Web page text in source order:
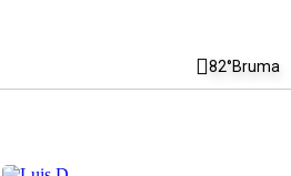
82°Bruma